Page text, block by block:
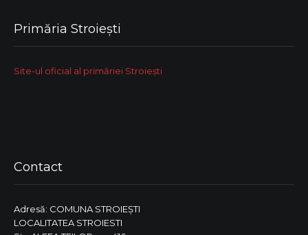
Primăria Stroiești
Site-ul oficial al primăriei Stroiești
Contact
Adresă: COMUNA STROIEŞTI
LOCALITATEA STROIESTI